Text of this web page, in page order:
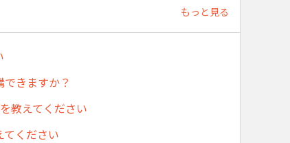
もっと見る
きますか？
教えてください
てください